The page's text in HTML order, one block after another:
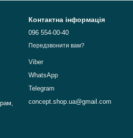
Контактна інформація
096 554-00-40
Передзвонити вам?
Viber
WhatsApp
Telegram
concept.shop.ua@gmail.com